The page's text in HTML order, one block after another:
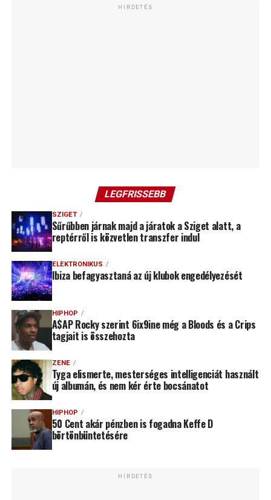
HIRDETÉS
LEGFRISSEBB
SZIGET
Sűrűbben járnak majd a járatok a Sziget alatt, a
reptérről is közvetlen transzfer indul
ELEKTRONIKUS
Ibiza befagyasztaná az új klubok engedélyezését
HIPHOP
A$AP Rocky szerint 6ix9ine még a Bloods és a Crips
tagjait is összehozta
ZENE
Tyga elismerte, mesterséges intelligenciát használt
új albumán, és nem kér érte bocsánatot
HIPHOP
50 Cent akár pénzben is fogadna Keffe D
börtönbüntetésére
HIRDETÉS